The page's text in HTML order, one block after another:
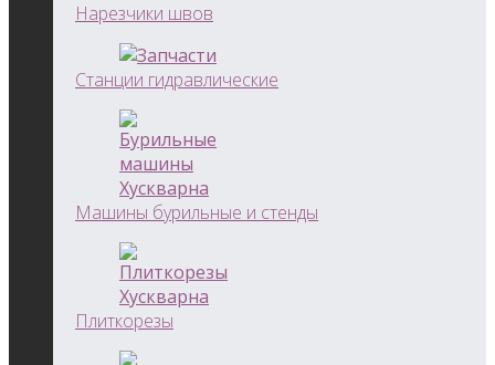
Нарезчики швов
Станции гидравлические
Машины бурильные и стенды
Плиткорезы